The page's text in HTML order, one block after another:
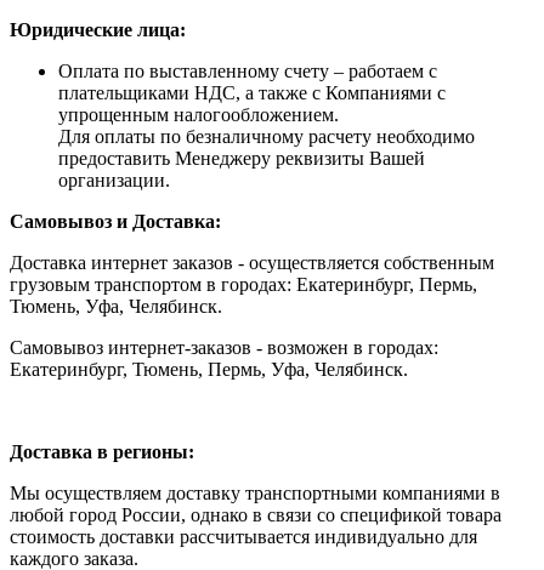
Юридические лица:
Оплата по выставленному счету – работаем с
плательщиками НДС, а также с Компаниями с
упрощенным налогообложением.
Для оплаты по безналичному расчету необходимо
предоставить Менеджеру реквизиты Вашей
организации.
Самовывоз и Доставка:
Доставка интернет заказов - осуществляется собственным
грузовым транспортом в городах: Екатеринбург, Пермь,
Тюмень, Уфа, Челябинск.
Самовывоз интернет-заказов - возможен в городах:
Екатеринбург, Тюмень, Пермь, Уфа, Челябинск.
Доставка в регионы:
Мы осуществляем доставку транспортными компаниями в
любой город России, однако в связи со спецификой товара
стоимость доставки рассчитывается индивидуально для
каждого заказа.